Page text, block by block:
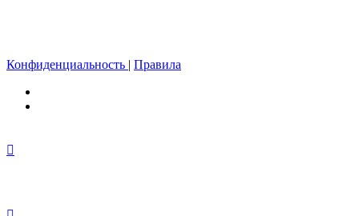
Конфиденциальность | Правила